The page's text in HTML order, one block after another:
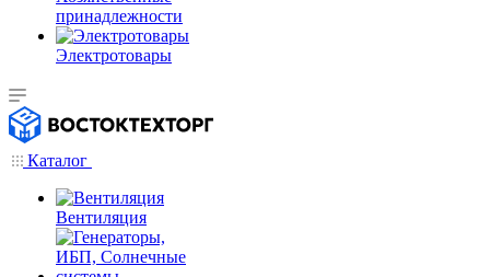
принадлежности
Электротовары
Каталог
Вентиляция